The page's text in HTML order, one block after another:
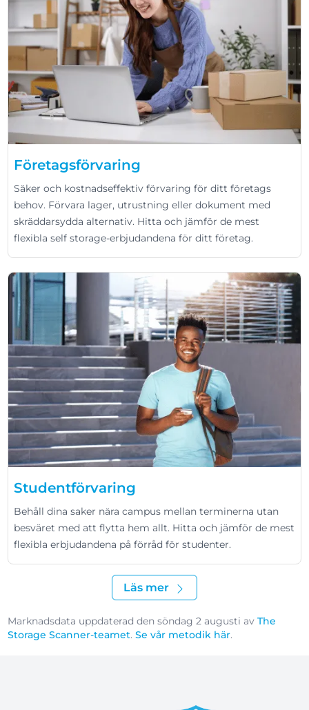
Företagsförvaring
Säker och kostnadseffektiv förvaring för ditt företags
behov. Förvara lager, utrustning eller dokument med
skräddarsydda alternativ. Hitta och jämför de mest
flexibla self storage-erbjudandena för ditt företag.
Studentförvaring
Behåll dina saker nära campus mellan terminerna utan
besväret med att flytta hem allt. Hitta och jämför de mest
flexibla erbjudandena på förråd för studenter.
Läs mer
Marknadsdata uppdaterad den söndag 2 augusti avThe
Storage Scanner-teamet.Se vår metodik här.